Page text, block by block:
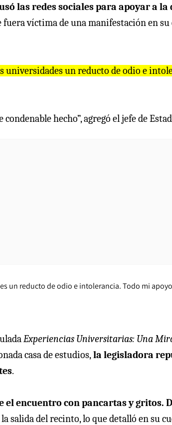
las redes sociales para apoyar a la
fuera víctima de una manifestación en
universidades un reducto de odio e
hecho”, agregó el jefe de
un reducto de odio e intolerancia. Todo mi
Experiencias Universitarias: Una
casa de estudios,la legisladora
.
encuentro con pancartas y gritos.
la salida del recinto, lo que detalló en su